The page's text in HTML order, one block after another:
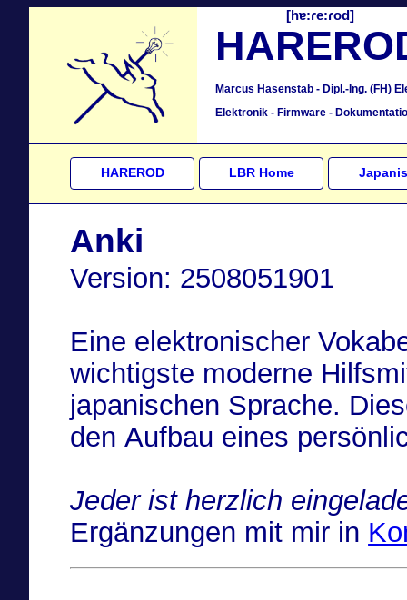
[hɐ:ɾe:ɾod]
Marcus Hasenstab - Dipl.-Ing. (FH)
Elektronik - Firmware -
HAREROD LBR Home
Anki
Version: 2508051901
Eine elektronischer
wichtigste moderne
japanischen Sprache.
den Aufbau eines
Jeder ist herzlich
Ergänzungen mit mir in